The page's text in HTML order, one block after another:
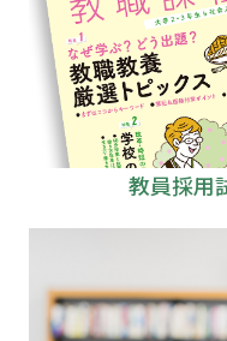
教員採用